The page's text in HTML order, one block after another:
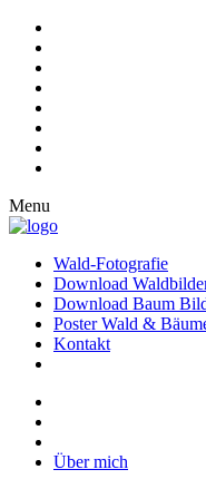
Menu
Wald-Fotografie
Download
Download Baum
Poster Wald &
Kontakt
Über mich